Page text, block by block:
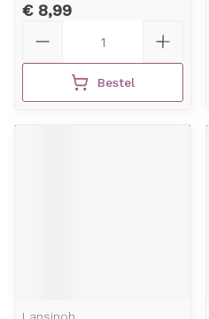
€ 8,99
Bestel